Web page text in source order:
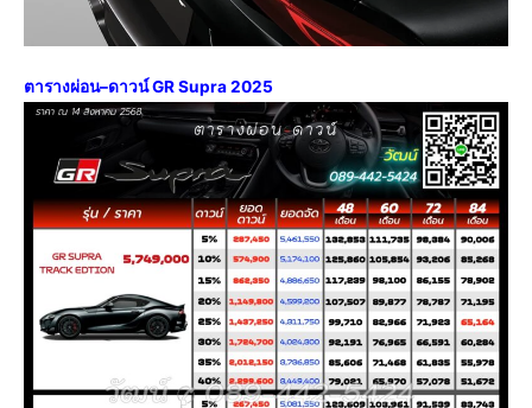
ตารางผ่อน–ดาวน์ GR Supra 2025